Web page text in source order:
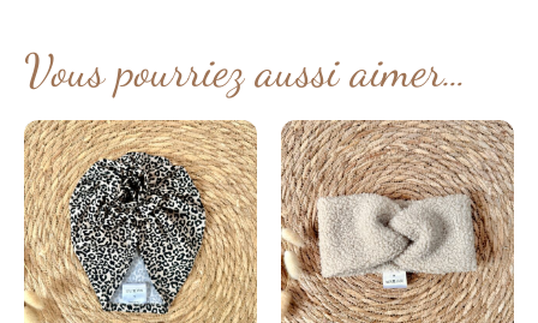
Vous pourriez aussi aimer…